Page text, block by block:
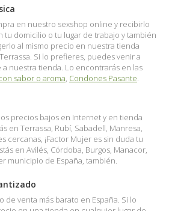
en nuestro sexshop online y recibirlo
tu domicilio o tu lugar de trabajo y también
al mismo precio en nuestra tienda
Si lo prefieres, puedes venir a
nuestra tienda. Lo encontrarás en las
sabor o aroma, Condones Pasante.
precios bajos en Internet y en tienda
en Terrassa, Rubí, Sabadell, Manresa,
cercanas, ¡Factor Mujer es sin duda tu
en Avilés, Córdoba, Burgos, Manacor,
municipio de España, también.
de venta más barato en España. Si lo